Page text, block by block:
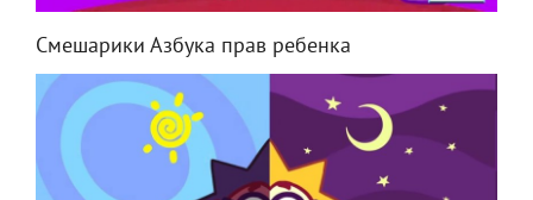
Смешарики Азбука прав ребенка